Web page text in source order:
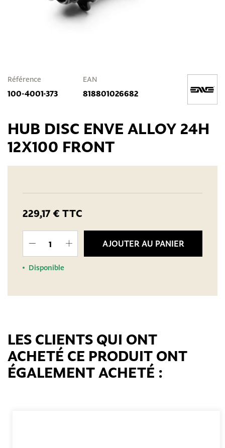
Référence
100-4001-373
EAN
818801026682
HUB DISC ENVE ALLOY 24H
12X100 FRONT
229,17 € TTC
AJOUTER AU PANIER
Disponible
LES CLIENTS QUI ONT
ACHETÉ CE PRODUIT ONT
ÉGALEMENT ACHETÉ :